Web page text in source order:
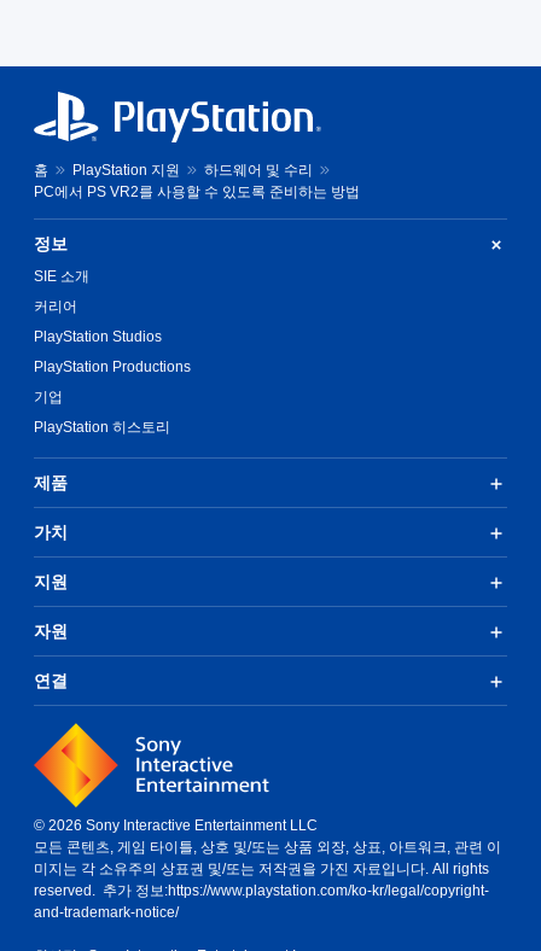
홈 PlayStation 지원
하드웨어 및 수리
PC에서 PS VR2를 사용할 수 있도록 준비하는 방법
정보
SIE 소개
커리어
PlayStation Studios
PlayStation Productions
기업
PlayStation 히스토리
제품
가치
지원
자원
연결
© 2026 Sony Interactive Entertainment LLC
모든 콘텐츠, 게임 타이틀, 상호 및/또는 상품 외장, 상표, 아트워크, 관련 이
미지는 각 소유주의 상표권 및/또는 저작권을 가진 자료입니다. All rights
reserved. 추가 정보:https://www.playstation.com/ko-kr/legal/copyright-
and-trademark-notice/